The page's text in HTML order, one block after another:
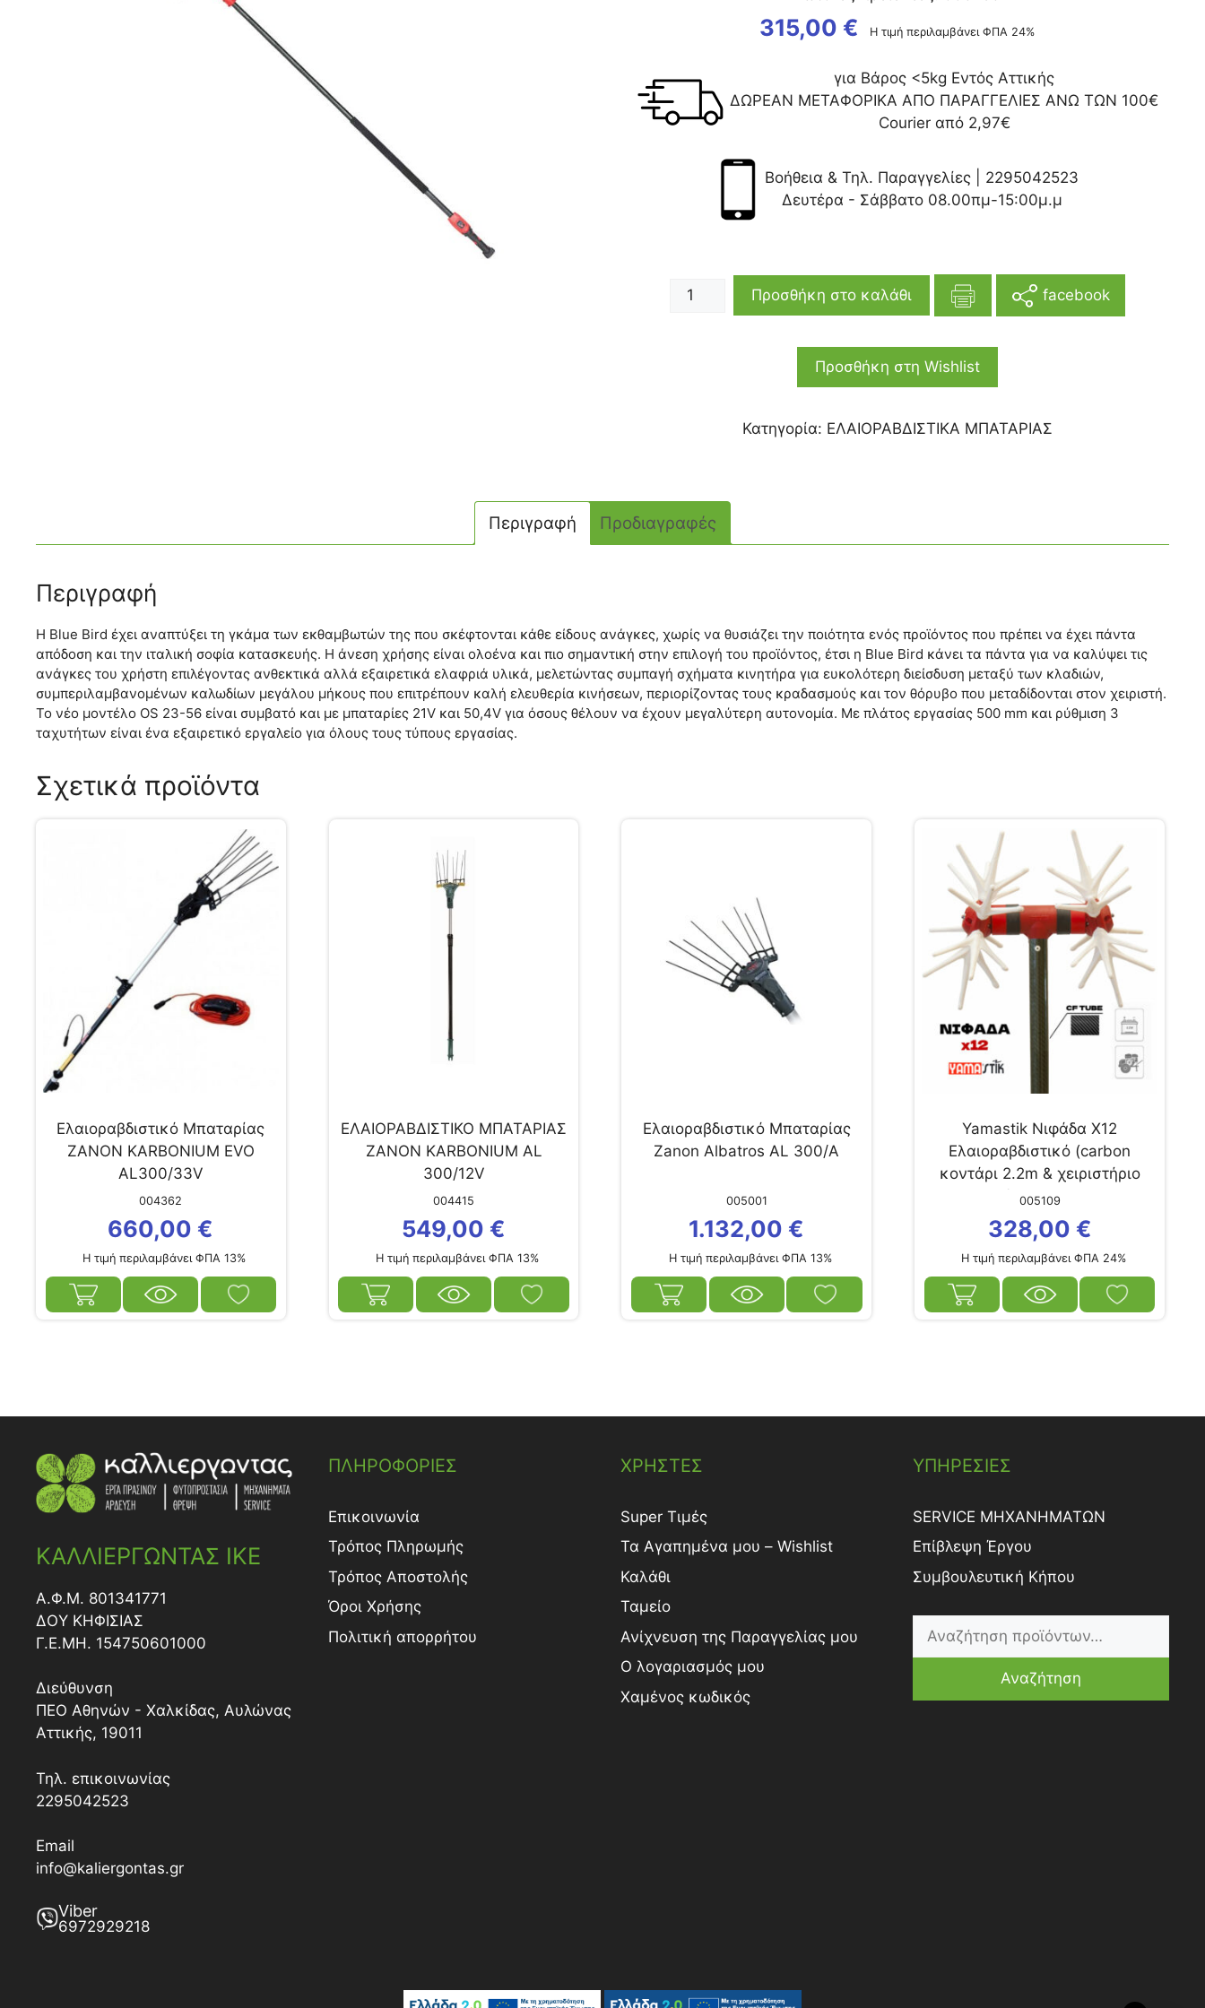
315,00 € Η τιμή περιλαμβάνει ΦΠΑ 24%
για Βάρος <5kg Εντός Αττικής
ΔΩΡΕΑΝ ΜΕΤΑΦΟΡΙΚΑ ΑΠΟ ΠΑΡΑΓΓΕΛΙΕΣ ΑΝΩ ΤΩΝ 100€
Courier από 2,97€
Βοήθεια & Τηλ. Παραγγελίες | 2295042523
Δευτέρα - Σάββατο 08.00πμ-15:00μ.μ
Προσθήκη στο καλάθι facebook
Προσθήκη στη Wishlist
Κατηγορία: ΕΛΑΙΟΡΑΒΔΙΣΤΙΚΑ ΜΠΑΤΑΡΙΑΣ
Περιγραφή Προδιαγραφές
Περιγραφή
Η Blue Bird έχει αναπτύξει τη γκάμα των εκθαμβωτών της που σκέφτονται κάθε είδους ανάγκες, χωρίς να θυσιάζει την ποιότητα ενός προϊόντος που πρέπει να έχει πάντα
απόδοση και την ιταλική σοφία κατασκευής. Η άνεση χρήσης είναι ολοένα και πιο σημαντική στην επιλογή του προϊόντος, έτσι η Blue Bird κάνει τα πάντα για να καλύψει τις
ανάγκες του χρήστη επιλέγοντας ανθεκτικά αλλά εξαιρετικά ελαφριά υλικά, μελετώντας συμπαγή σχήματα κινητήρα για ευκολότερη διείσδυση μεταξύ των κλαδιών,
συμπεριλαμβανομένων καλωδίων μεγάλου μήκους που επιτρέπουν καλή ελευθερία κινήσεων, περιορίζοντας τους κραδασμούς και τον θόρυβο που μεταδίδονται στον χειριστή.
Το νέο μοντέλο OS 23-56 είναι συμβατό και με μπαταρίες 21V και 50,4V για όσους θέλουν να έχουν μεγαλύτερη αυτονομία. Με πλάτος εργασίας 500 mm και ρύθμιση 3
ταχυτήτων είναι ένα εξαιρετικό εργαλείο για όλους τους τύπους εργασίας.
Σχετικά προϊόντα
Ελαιοραβδιστικό Μπαταρίας
ΖΑΝΟΝ KARBONIUM EVO
AL300/33V
004362
660,00 €
Η τιμή περιλαμβάνει ΦΠΑ 13%
ΕΛΑΙΟΡΑΒΔΙΣΤΙΚΟ ΜΠΑΤΑΡΙΑΣ
ZANON KARBONIUM AL
300/12V
004415
549,00 €
Η τιμή περιλαμβάνει ΦΠΑ 13%
Ελαιοραβδιστικό Μπαταρίας
Zanon Albatros AL 300/A
005001
1.132,00 €
Η τιμή περιλαμβάνει ΦΠΑ 13%
Yamastik Νιφάδα X12
Ελαιοραβδιστικό (carbon
κοντάρι 2.2m & χειριστήριο
γεννήτριας 12-18V)
005109
328,00 €
Η τιμή περιλαμβάνει ΦΠΑ 24%
ΚΑΛΛΙΕΡΓΩΝΤΑΣ ΙΚΕ
Α.Φ.Μ. 801341771
ΔΟY ΚΗΦΙΣΙΑΣ
Γ.Ε.ΜΗ. 154750601000
Διεύθυνση
ΠΕΟ Αθηνών - Χαλκίδας, Αυλώνας
Αττικής, 19011
Τηλ. επικοινωνίας
2295042523
Email
info@kaliergontas.gr
Viber
6972929218
ΠΛΗΡΟΦΟΡΙΕΣ
Επικοινωνία
Τρόπος Πληρωμής
Τρόπος Aποστολής
Όροι Χρήσης
Πολιτική απορρήτου
ΧΡΗΣΤΕΣ
Super Τιμές
Τα Αγαπημένα μου – Wishlist
Καλάθι
Ταμείο
Ανίχνευση της Παραγγελίας μου
Ο λογαριασμός μου
Χαμένος κωδικός
ΥΠΗΡΕΣΙΕΣ
SERVICE ΜΗΧΑΝΗΜΑΤΩΝ
Επίβλεψη Έργου
Συμβουλευτική Κήπου
Αναζήτηση